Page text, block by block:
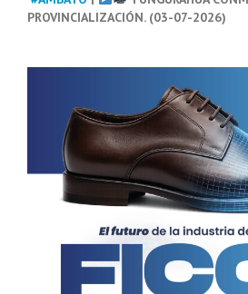
PROVINCIALIZACIÓN. (03-07-2026)